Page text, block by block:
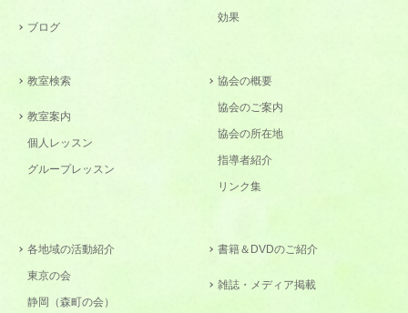
ブログ
効果
教室検索
教室案内
個人レッスン
グループレッスン
協会の概要
協会のご案内
協会の所在地
指導者紹介
リンク集
各地域の活動紹介
東京の会
静岡（森町の会）
書籍＆DVDのご紹介
雑誌・メディア掲載